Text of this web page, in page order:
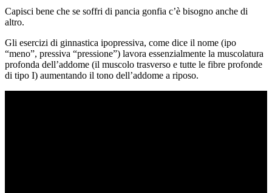
Capisci bene che se soffri di pancia gonfia c’è bisogno anche di
altro.
Gli esercizi di ginnastica ipopressiva, come dice il nome (ipo
“meno”, pressiva “pressione”) lavora essenzialmente la muscolatura
profonda dell’addome (il muscolo trasverso e tutte le fibre profonde
di tipo I) aumentando il tono dell’addome a riposo.